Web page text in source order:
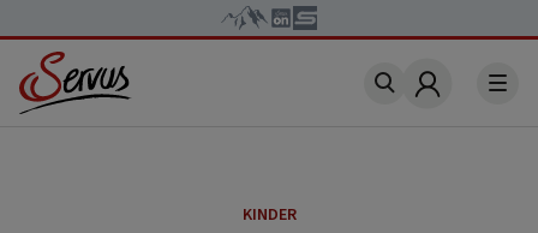
Account
KINDER